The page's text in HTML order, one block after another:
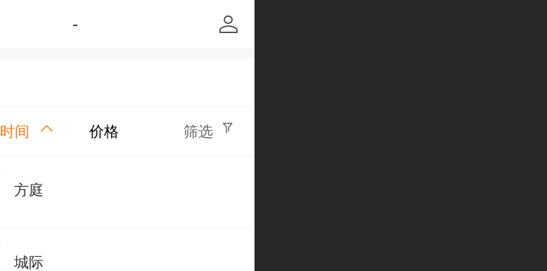
-
时间 价格 筛选
方庭
城际